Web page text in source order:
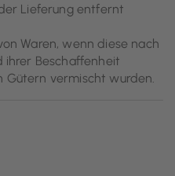
Lieferung entfernt
Waren, wenn diese nach
ihrer Beschaffenheit
vermischt wurden.